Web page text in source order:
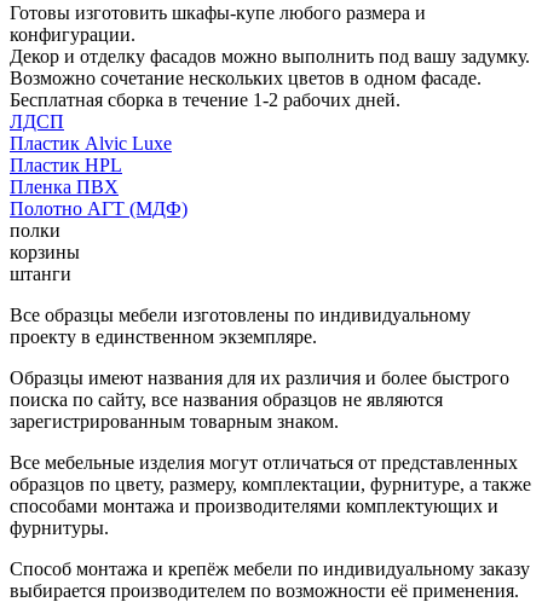
Готовы изготовить шкафы-купе любого размера и
конфигурации.
Декор и отделку фасадов можно выполнить под вашу задумку.
Возможно сочетание нескольких цветов в одном фасаде.
Бесплатная сборка в течение 1-2 рабочих дней.
ЛДСП
Пластик Alvic Luxe
Пластик HPL
Пленка ПВХ
Полотно АГТ (МДФ)
полки
корзины
штанги
Все образцы мебели изготовлены по индивидуальному
проекту в единственном экземпляре.
Образцы имеют названия для их различия и более быстрого
поиска по сайту, все названия образцов не являются
зарегистрированным товарным знаком.
Все мебельные изделия могут отличаться от представленных
образцов по цвету, размеру, комплектации, фурнитуре, а также
способами монтажа и производителями комплектующих и
фурнитуры.
Способ монтажа и крепёж мебели по индивидуальному заказу
выбирается производителем по возможности её применения.